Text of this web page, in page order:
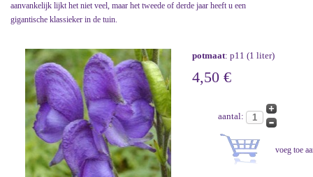
aanvankelijk lijkt het niet veel, maar het tweede of derde jaar heeft u een
gigantische klassieker in de tuin.
potmaat: p11 (1 liter)
4,50 €
aantal: